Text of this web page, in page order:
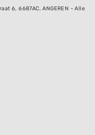
6, 6687AC, ANGEREN - Alle